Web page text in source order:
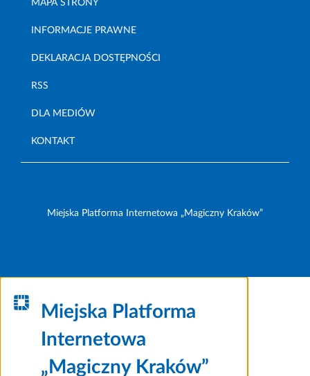
MAPA STRONY
INFORMACJE PRAWNE
DEKLARACJA DOSTĘPNOŚCI
RSS
DLA MEDIÓW
KONTAKT
Miejska Platforma Internetowa „Magiczny Kraków”
Miejska Platforma
Internetowa
„Magiczny Kraków”